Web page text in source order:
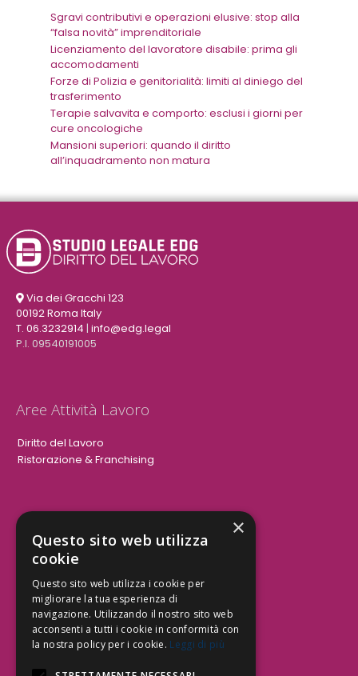
Sgravi contributivi e operazioni elusive: stop alla
“falsa novità” imprenditoriale
Licenziamento del lavoratore disabile: prima gli
accomodamenti
Forze di Polizia e genitorialità: limiti al diniego del
trasferimento
Terapie salvavita e comporto: esclusi i giorni per
cure oncologiche
Mansioni superiori: quando il diritto
all’inquadramento non matura
Via dei Gracchi 123
00192 Roma Italy
T. 06.3232914 | info@edg.legal
P.I. 09540191005
Aree Attività Lavoro
Diritto del Lavoro
Ristorazione & Franchising
Aree Attività Civile
Tutele del Credito
Responsabilità Civile
Contrattualistica
×
Questo sito web utilizza
cookie
Questo sito web utilizza i cookie per
migliorare la tua esperienza di
navigazione. Utilizzando il nostro sito web
acconsenti a tutti i cookie in conformità con
la nostra policy per i cookie. Leggi di più